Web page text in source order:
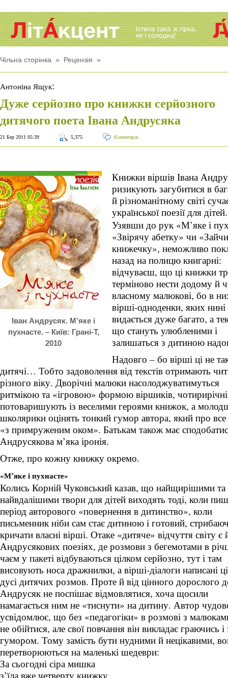
Чільна сторінка » Рецензія »
Антоніна Ящук:
Дуже серйозно про книжки серйозного
дитячого поета Івана Андрусяка
21 Бер 2011 05:39 5,375 Коментарів
Іван Андрусяк. М’яке і
пухнасте. – Київ: Грані-Т,
2010
Книжки віршів Івана
ризикують загубитися в
й різноманітному світі
української поезії для дітей.
Узявши до рук «М’яке і
«Звірячу абетку» чи
книжечку», неможливо
назад на полицю книгарні:
відчуваєш, що ці книжки
терміново нести додому й
власному малюкові, бо в
вірші-одноденки, яких нині
видається дуже багато, а
що стануть улюбленими і
залишаться з дитиною
Надовго – бо вірші ці не
дитячі… Тобто задоволення від текстів отримають
різного віку. Дворічні малюки насолоджуватимуться
ритмікою та «ігровою» формою віршиків, чотирирічні
потоваришують із веселими героями книжок, а
школярики оцінять тонкий гумор автора, який про
«з примруженим оком». Батькам також має
Андрусякова м’яка іронія.
Отже, про кожну книжку окремо.
«М’яке і пухнасте»
Колись Корній Чуковський казав, що найщирішими та
найвдалішими твори для дітей виходять тоді, коли
період авторового «повернення в дитинство», коли
письменник ніби сам стає дитиною і готовий,
кричати власні вірші. Отаке «дитяче» відчуття світу є
Андрусякових поезіях, де розмови з бегемотами в
чаєм у пакеті відбуваються цілком серйозно, тут і там
висовують носа дражнилки, а вірші-діалоги написані
дусі дитячих розмов. Проте й від цінного дорослого
Андрусяк не поспішає відмовлятися, хоча щосили
намагається ним не «тиснути» на дитину. Автор
усвідомлює, що без «педагогіки» в розмові з
не обійтися, але свої повчання він викладає граючись і
гумором. Тому замість бути нудними й нецікавими,
перетворюються на маленькі шедеври:
За сьогодні сіра мишка
з’їла вже четверту книжку,